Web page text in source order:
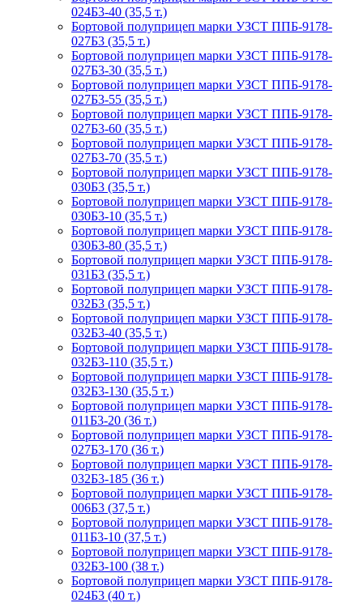
024Б3-40 (35,5 т.)
Бортовой полуприцеп марки УЗСТ ППБ-9178-
027Б3 (35,5 т.)
Бортовой полуприцеп марки УЗСТ ППБ-9178-
027Б3-30 (35,5 т.)
Бортовой полуприцеп марки УЗСТ ППБ-9178-
027Б3-55 (35,5 т.)
Бортовой полуприцеп марки УЗСТ ППБ-9178-
027Б3-60 (35,5 т.)
Бортовой полуприцеп марки УЗСТ ППБ-9178-
027Б3-70 (35,5 т.)
Бортовой полуприцеп марки УЗСТ ППБ-9178-
030Б3 (35,5 т.)
Бортовой полуприцеп марки УЗСТ ППБ-9178-
030Б3-10 (35,5 т.)
Бортовой полуприцеп марки УЗСТ ППБ-9178-
030Б3-80 (35,5 т.)
Бортовой полуприцеп марки УЗСТ ППБ-9178-
031Б3 (35,5 т.)
Бортовой полуприцеп марки УЗСТ ППБ-9178-
032Б3 (35,5 т.)
Бортовой полуприцеп марки УЗСТ ППБ-9178-
032Б3-40 (35,5 т.)
Бортовой полуприцеп марки УЗСТ ППБ-9178-
032Б3-110 (35,5 т.)
Бортовой полуприцеп марки УЗСТ ППБ-9178-
032Б3-130 (35,5 т.)
Бортовой полуприцеп марки УЗСТ ППБ-9178-
011Б3-20 (36 т.)
Бортовой полуприцеп марки УЗСТ ППБ-9178-
027Б3-170 (36 т.)
Бортовой полуприцеп марки УЗСТ ППБ-9178-
032Б3-185 (36 т.)
Бортовой полуприцеп марки УЗСТ ППБ-9178-
006Б3 (37,5 т.)
Бортовой полуприцеп марки УЗСТ ППБ-9178-
011Б3-10 (37,5 т.)
Бортовой полуприцеп марки УЗСТ ППБ-9178-
032Б3-100 (38 т.)
Бортовой полуприцеп марки УЗСТ ППБ-9178-
024Б3 (40 т.)